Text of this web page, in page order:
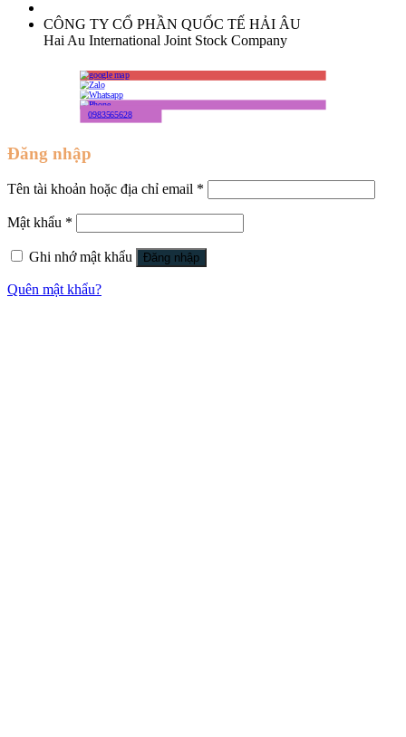
CÔNG TY CỔ PHẦN QUỐC TẾ HẢI ÂU
Hai Au International Joint Stock Company
0983565628
Đăng nhập
Tên tài khoản hoặc địa chỉ email *
Mật khẩu *
Ghi nhớ mật khẩu Đăng nhập
Quên mật khẩu?